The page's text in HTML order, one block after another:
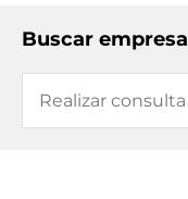
Buscar empresa